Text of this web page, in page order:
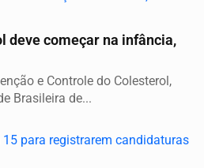
deve começar na infância,
e Controle do Colesterol,
Brasileira de...